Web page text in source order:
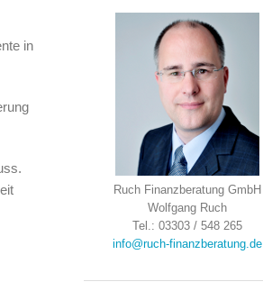
in
Ruch Finanzberatung GmbH
Wolfgang Ruch
Tel.: 03303 / 548 265
info@ruch-finanzberatung.de